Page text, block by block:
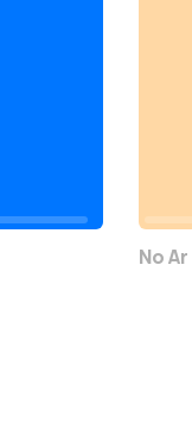
No Ar